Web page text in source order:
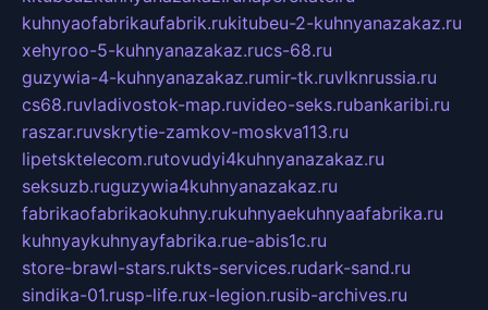
kuhnyaofabrikaufabrik.rukitubeu-2-kuhnyanazakaz.ru
xehyroo-5-kuhnyanazakaz.rucs-68.ru
guzywia-4-kuhnyanazakaz.rumir-tk.ruvlknrussia.ru
cs68.ruvladivostok-map.ruvideo-seks.rubankaribi.ru
raszar.ruvskrytie-zamkov-moskva113.ru
lipetsktelecom.rutovudyi4kuhnyanazakaz.ru
seksuzb.ruguzywia4kuhnyanazakaz.ru
fabrikaofabrikaokuhny.rukuhnyaekuhnyaafabrika.ru
kuhnyaykuhnyayfabrika.rue-abis1c.ru
store-brawl-stars.rukts-services.rudark-sand.ru
sindika-01.rusp-life.rux-legion.rusib-archives.ru